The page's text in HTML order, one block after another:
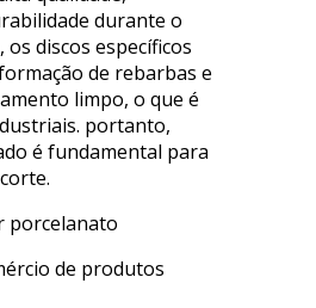
durante o
discos específicos
de rebarbas e
limpo, o que é
portanto,
é fundamental para
de produtos